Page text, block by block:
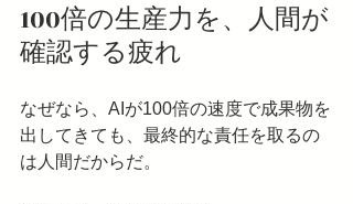
100倍の生産力を、人間が
確認する疲れ
なぜなら、AIが100倍の速度で成果物を
出してきても、最終的な責任を取るの
は人間だからだ。